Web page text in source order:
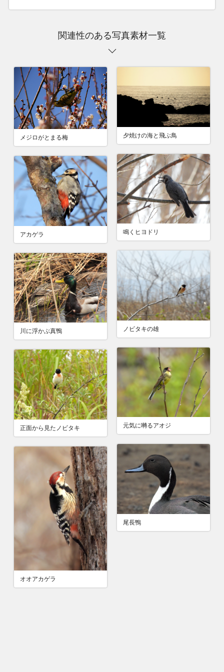
関連性のある写真素材一覧
メジロがとまる梅 夕焼けの海と飛ぶ鳥
鳴くヒヨドリ
アカゲラ
ノビタキの雄
川に浮かぶ真鴨
元気に囀るアオジ
正面から見たノビタキ
尾長鴨
オオアカゲラ